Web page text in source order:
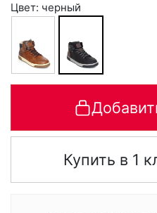
Цвет: черный
Купить в 1